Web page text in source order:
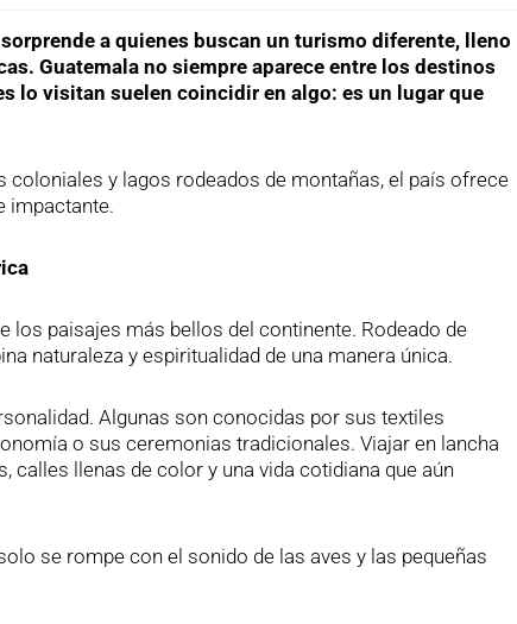
a quienes buscan un turismo diferente, lleno
Guatemala no siempre aparece entre los destinos
lo visitan suelen coincidir en algo: es un lugar que
y lagos rodeados de montañas, el país ofrece
impactante.
los paisajes más bellos del continente. Rodeado de
naturaleza y espiritualidad de una manera única.
Algunas son conocidas por sus textiles
o sus ceremonias tradicionales. Viajar en lancha
llenas de color y una vida cotidiana que aún
se rompe con el sonido de las aves y las pequeñas